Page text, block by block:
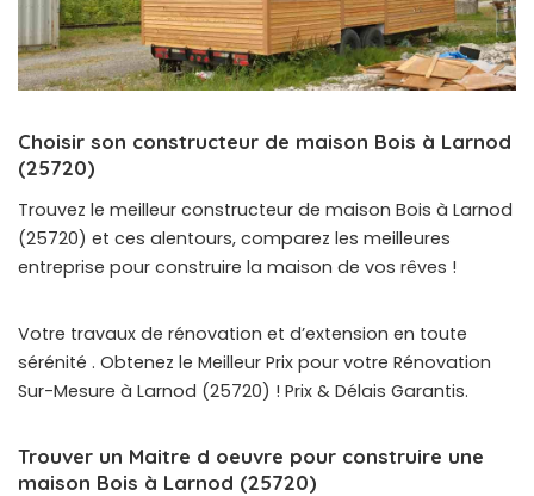
Choisir son constructeur de maison Bois à Larnod
(25720)
Trouvez le meilleur constructeur de maison Bois à Larnod
(25720) et ces alentours, comparez les meilleures
entreprise pour construire la maison de vos rêves !
Votre travaux de rénovation et d’extension en toute
sérénité . Obtenez le Meilleur Prix pour votre Rénovation
Sur-Mesure à Larnod (25720) ! Prix & Délais Garantis.
Trouver un Maitre d oeuvre pour construire une
maison Bois à Larnod (25720)